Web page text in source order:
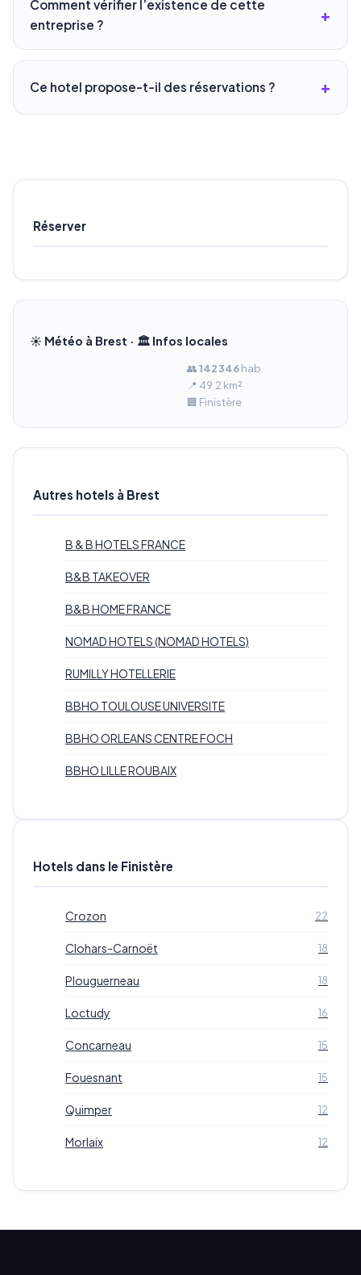
Comment vérifier l’existence de cette
entreprise ?
Ce hotel propose-t-il des réservations ?
Réserver
☀️ Météo à Brest · 🏛️ Infos locales
👥142 346hab.
📍 49.2 km²
🏢 Finistère
Autres hotels à Brest
B & B HOTELS FRANCE
B&B TAKEOVER
B&B HOME FRANCE
NOMAD HOTELS (NOMAD HOTELS)
RUMILLY HOTELLERIE
BBHO TOULOUSE UNIVERSITE
BBHO ORLEANS CENTRE FOCH
BBHO LILLE ROUBAIX
Hotels dans le Finistère
Crozon 22
Clohars-Carnoët 18
Plouguerneau 18
Loctudy 16
Concarneau 15
Fouesnant 15
Quimper 12
Morlaix 12